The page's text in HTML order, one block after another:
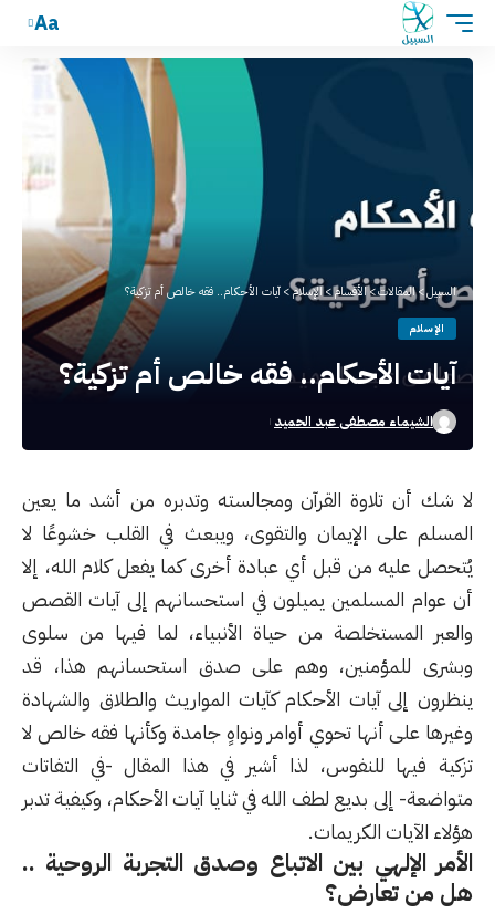
Aa
السبيل>المقالات>الأقسام>الإسلام>آيات الأحكام.. فقه خالص أم تزكية؟
الإسلام
آيات الأحكام.. فقه خالص أم تزكية؟
الشيماء مصطفى عبد الحميد
لا شك أن تلاوة القرآن ومجالسته وتدبره من أشد ما يعين
المسلم على الإيمان والتقوى، ويبعث في القلب خشوعًا لا
يُتحصل عليه من قبل أي عبادة أخرى كما يفعل كلام الله، إلا
أن عوام المسلمين يميلون في استحسانهم إلى آيات القصص
والعبر المستخلصة من حياة الأنبياء، لما فيها من سلوى
وبشرى للمؤمنين، وهم على صدق استحسانهم هذا، قد
ينظرون إلى آيات الأحكام كآيات المواريث والطلاق والشهادة
وغيرها على أنها تحوي أوامر ونواهٍ جامدة وكأنها فقه خالص لا
تزكية فيها للنفوس، لذا أشير في هذا المقال -في التفاتات
متواضعة- إلى بديع لطف الله في ثنايا آيات الأحكام، وكيفية تدبر
هؤلاء الآيات الكريمات.
الأمر الإلهي بين الاتباع وصدق التجربة الروحية ..
هل من تعارض؟